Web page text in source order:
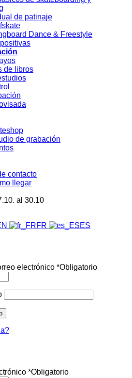
de patinaje
Dance & Freestyle
de libros
de grabación
contacto
llegar
al 30.10
FR ES
electrónico *Obligatorio
*Obligatorio